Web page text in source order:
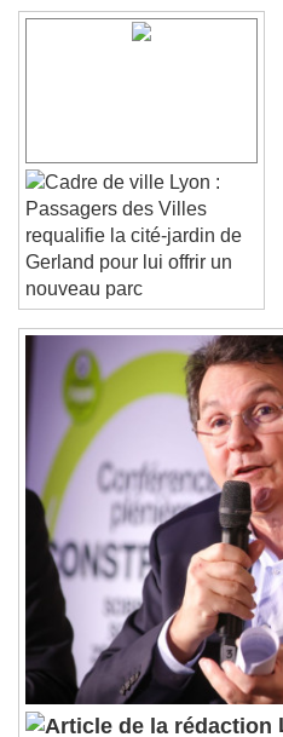
Close Modal Dialog
End of dialog window.
Lyon :
Passagers des Villes
requalifie la cité-jardin de
Gerland pour lui offrir un
nouveau parc